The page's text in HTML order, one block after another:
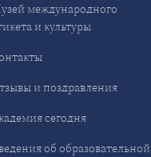
международного
и культуры
и поздравления
сегодня
об образовательной